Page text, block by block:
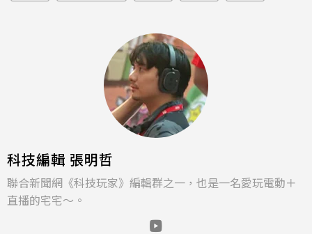
科技編輯 張明哲
聯合新聞網《科技玩家》編輯群之一，也是一名愛玩電動＋
直播的宅宅～。